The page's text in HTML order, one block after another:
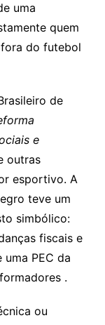
uma
quem
do futebol
de
e
outras
esportivo. A
teve um
simbólico:
fiscais e
PEC da
.
ou